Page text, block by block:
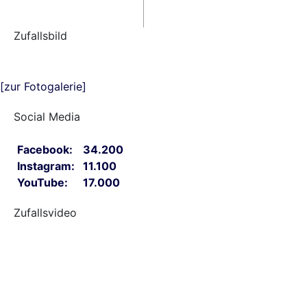
Zufallsbild
[zur Fotogalerie]
Social Media
Facebook:
34.200
Instagram:
11.100
YouTube:
17.000
Zufallsvideo